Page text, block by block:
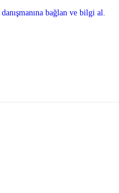
bağlan ve bilgi al.